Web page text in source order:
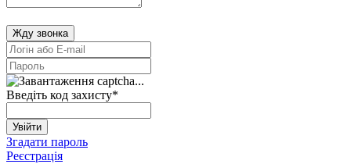
Жду звонка
Введіть код захисту*
Увійти
Згадати пароль
Реєстрація